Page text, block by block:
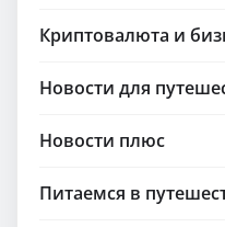
Криптовалюта и
Новости для
Новости плюс
Питаемся в